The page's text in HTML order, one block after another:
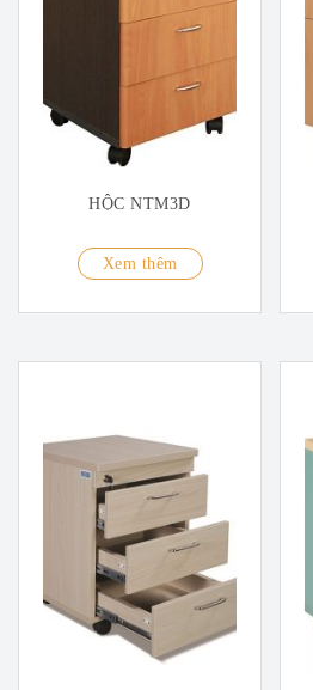
HỘC NTM3D
Xem thêm